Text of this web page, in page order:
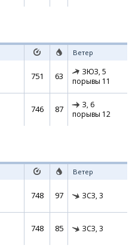
Ветер
751 63 ЗЮЗ, 5
порывы 11
746 87 З, 6
порывы 12
Ветер
748 97 ЗСЗ, 3
748 85 ЗСЗ, 3